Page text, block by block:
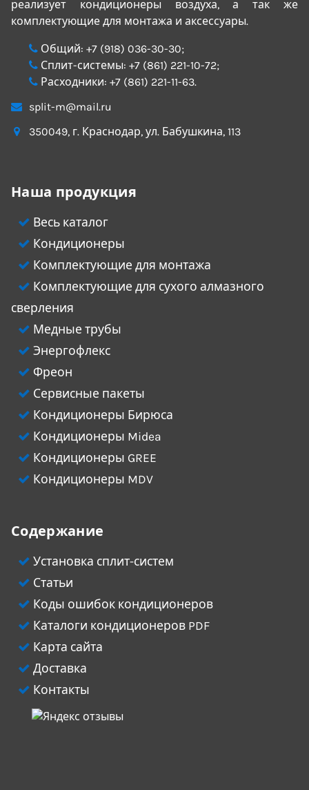
реализует кондиционеры воздуха, а так же
комплектующие для монтажа и аксессуары.
Общий: +7 (918) 036-30-30;
Сплит-системы: +7 (861) 221-10-72;
Расходники: +7 (861) 221-11-63.
split-m@mail.ru
350049, г. Краснодар, ул. Бабушкина, 113
Наша продукция
Весь каталог
Кондиционеры
Комплектующие для монтажа
Комплектующие для сухого алмазного
сверления
Медные трубы
Энергофлекс
Фреон
Сервисные пакеты
Кондиционеры Бирюса
Кондиционеры Midea
Кондиционеры GREE
Кондиционеры MDV
Содержание
Установка сплит-систем
Статьи
Коды ошибок кондиционеров
Каталоги кондиционеров PDF
Карта сайта
Доставка
Контакты